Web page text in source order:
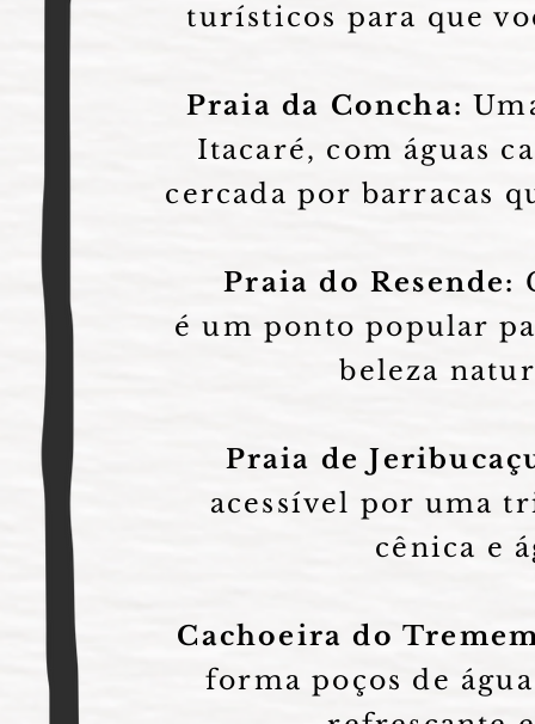
turísticos para que
Praia da Concha:
Itacaré, com águas
cercada por barracas
Praia do Resende:
é um ponto popular
beleza
Praia de
acessível por uma
cênica e
Cachoeira do
forma poços de